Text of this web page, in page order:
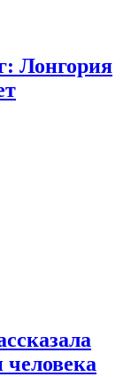
Лонгория
человека